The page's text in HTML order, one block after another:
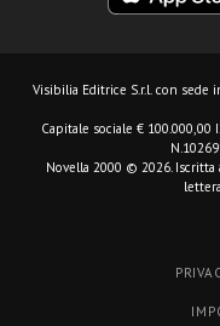
Visibilia Editrice S.r.l. con sede
Capitale sociale € 100.000,00
Novella 2000 © 2026.